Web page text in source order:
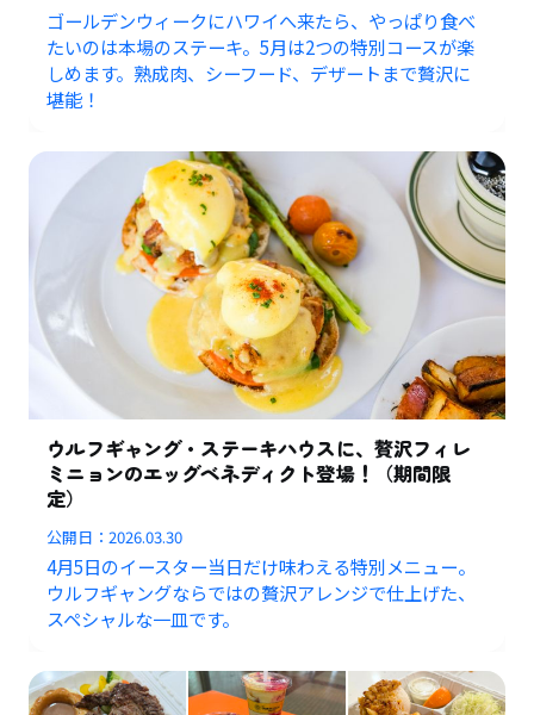
ゴールデンウィークにハワイへ来たら、やっぱり食べ
たいのは本場のステーキ。5月は2つの特別コースが楽
しめます。熟成肉、シーフード、デザートまで贅沢に
堪能！
ウルフギャング・ステーキハウスに、贅沢フィレ
ミニョンのエッグベネディクト登場！（期間限
定）
公開日：2026.03.30
4月5日のイースター当日だけ味わえる特別メニュー。
ウルフギャングならではの贅沢アレンジで仕上げた、
スペシャルな一皿です。